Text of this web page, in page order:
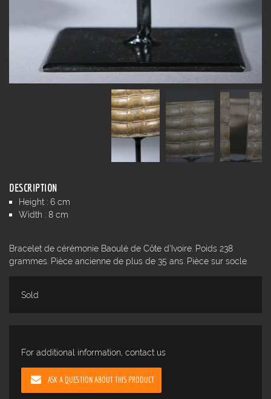
DESCRIPTION
Height : 6 cm
Width : 8 cm
Bracelet de cérémonie Baoulé de Côte d'Ivoire. Poids 238
grammes. Pièce ancienne de plus de 35 ans. Pièce sur socle.
Sold
For additional information, contact us
ASK A QUESTION ABOUT THIS PRODUCT